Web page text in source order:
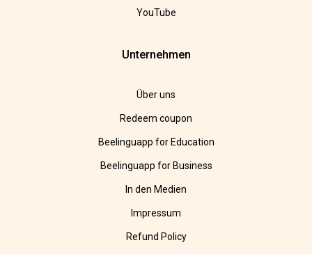
YouTube
Unternehmen
Über uns
Redeem coupon
Beelinguapp for Education
Beelinguapp for Business
In den Medien
Impressum
Refund Policy